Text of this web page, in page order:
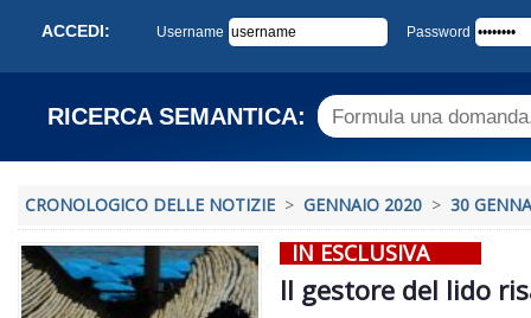
ACCEDI: Username Password
RICERCA SEMANTICA:
CRONOLOGICO DELLE NOTIZIE > GENNAIO 2020 > 30
IN ESCLUSIVA
Il gestore del lido